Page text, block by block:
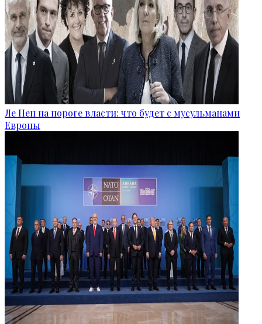
Ле Пен на пороге власти: что будет с мусульманами
Европы